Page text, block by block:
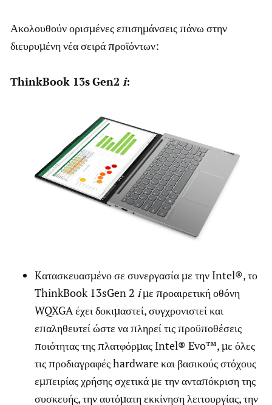
Ακολουθούν ορισμένες επισημάνσεις πάνω στην
διευρυμένη νέα σειρά προϊόντων:
ΤhinkBook 13sGen2 i:
Kατασκευασμένο σε συνεργασία με την Intel®, το
ThinkBook 13sGen 2 iμε προαιρετική οθόνη
WQXGA έχει δοκιμαστεί, συγχρονιστεί και
επαληθευτεί ώστε να πληρεί τις προϋποθέσεις
ποιότητας της πλατφόρμας Intel® Evo™, με όλες
τις προδιαγραφές hardware και βασικούς στόχους
εμπειρίας χρήσης σχετικά με την ανταπόκριση της
συσκευής, την αυτόματη εκκίνηση λειτουργίας, την